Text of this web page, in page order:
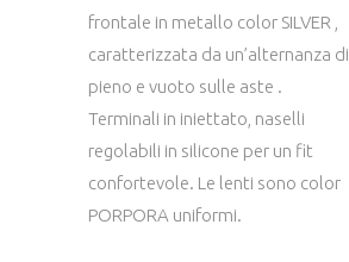
frontale in metallo color SILVER ,
caratterizzata da un’alternanza di
pieno e vuoto sulle aste .
Terminali in iniettato, naselli
regolabili in silicone per un fit
confortevole. Le lenti sono color
PORPORA uniformi.